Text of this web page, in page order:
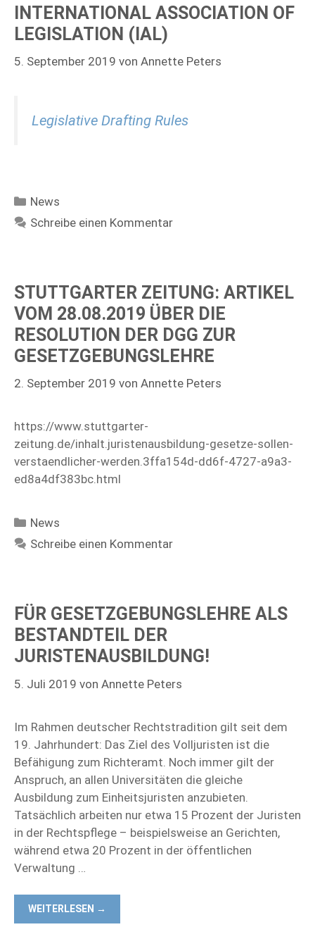
INTERNATIONAL ASSOCIATION OF
LEGISLATION (IAL)
5. September 2019 von Annette Peters
Legislative Drafting Rules
Kategorien
News
Schreibe einen Kommentar
STUTTGARTER ZEITUNG: ARTIKEL
VOM 28.08.2019 ÜBER DIE
RESOLUTION DER DGG ZUR
GESETZGEBUNGSLEHRE
2. September 2019 von Annette Peters
https://www.stuttgarter-
zeitung.de/inhalt.juristenausbildung-gesetze-sollen-
verstaendlicher-werden.3ffa154d-dd6f-4727-a9a3-
ed8a4df383bc.html
Kategorien
News
Schreibe einen Kommentar
FÜR GESETZGEBUNGSLEHRE ALS
BESTANDTEIL DER
JURISTENAUSBILDUNG!
5. Juli 2019 von Annette Peters
Im Rahmen deutscher Rechtstradition gilt seit dem
19. Jahrhundert: Das Ziel des Volljuristen ist die
Befähigung zum Richteramt. Noch immer gilt der
Anspruch, an allen Universitäten die gleiche
Ausbildung zum Einheitsjuristen anzubieten.
Tatsächlich arbeiten nur etwa 15 Prozent der Juristen
in der Rechtspflege – beispielsweise an Gerichten,
während etwa 20 Prozent in der öffentlichen
Verwaltung …
WEITERLESEN →